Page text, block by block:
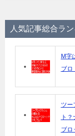
人気記事総合ラ
M字
ブロ
ツー
ト
ブロ